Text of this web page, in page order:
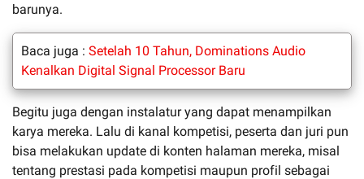
barunya.
Baca juga : Setelah 10 Tahun, Dominations Audio
Kenalkan Digital Signal Processor Baru
Begitu juga dengan instalatur yang dapat menampilkan
karya mereka. Lalu di kanal kompetisi, peserta dan juri pun
bisa melakukan update di konten halaman mereka, misal
tentang prestasi pada kompetisi maupun profil sebagai